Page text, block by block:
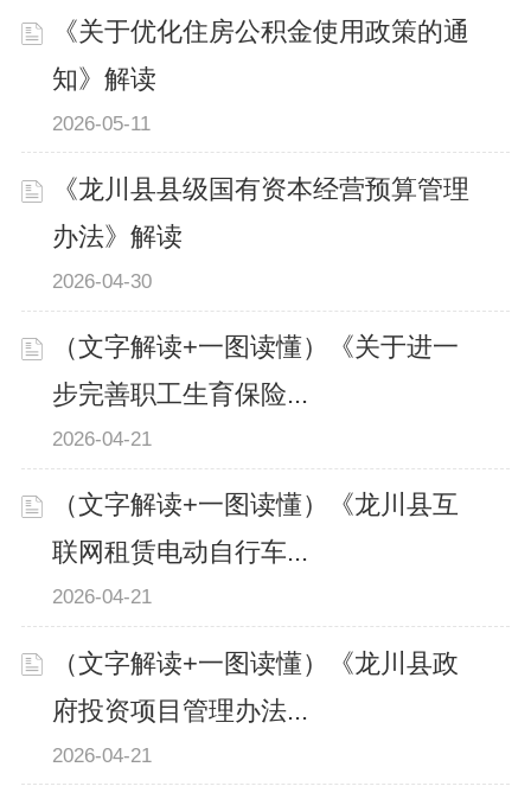
《关于优化住房公积金使用政策的通
知》解读
2026-05-11
《龙川县县级国有资本经营预算管理
办法》解读
2026-04-30
（文字解读+一图读懂）《关于进一
步完善职工生育保险...
2026-04-21
（文字解读+一图读懂）《龙川县互
联网租赁电动自行车...
2026-04-21
（文字解读+一图读懂）《龙川县政
府投资项目管理办法...
2026-04-21